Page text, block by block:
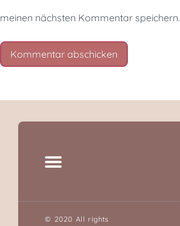
meinen nächsten Kommentar speichern.
© 2020 All rights